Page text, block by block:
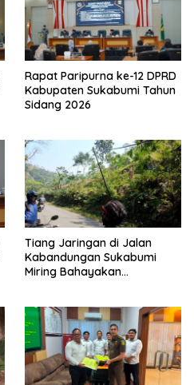
Rapat Paripurna ke-12 DPRD
Kabupaten Sukabumi Tahun
Sidang 2026
Tiang Jaringan di Jalan
Kabandungan Sukabumi
Miring Bahayakan